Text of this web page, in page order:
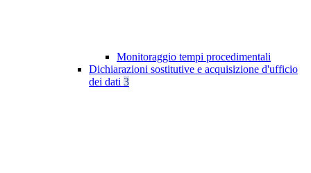
Monitoraggio tempi procedimentali
Dichiarazioni sostitutive e acquisizione d'ufficio
dei dati 3